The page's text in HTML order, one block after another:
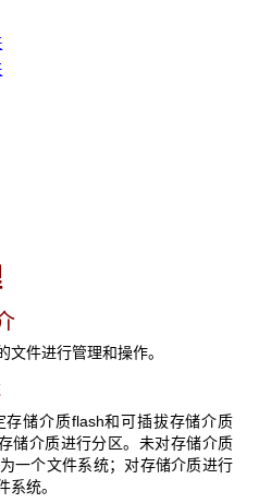
件进行管理和操作。
储介质flash和可插拔存储介质
储介质进行分区。未对存储介质
一个文件系统；对存储介质进行
系统。